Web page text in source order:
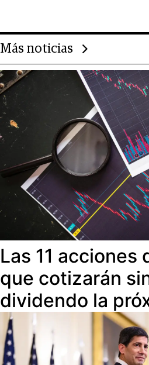
Más noticias
Las 11 acciones
que cotizarán
dividendo la